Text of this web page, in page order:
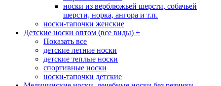
носки из верблюжьей шерсти, собачьей
шерсти, норка, ангора и т.п.
носки-тапочки женские
Детские носки оптом (все виды) +
Показать все
детские летние носки
детские теплые носки
спортивные носки
носки-тапочки детские